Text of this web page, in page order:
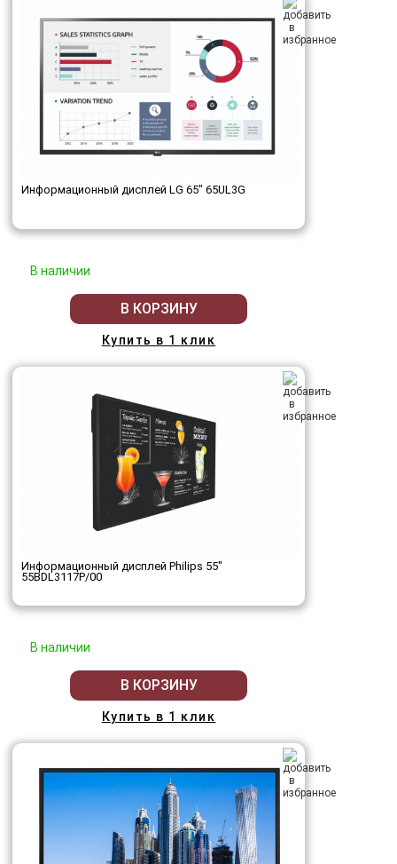
Информационный дисплей LG 65" 65UL3G
В наличии
В КОРЗИНУ
Купить в 1 клик
Информационный дисплей Philips 55"
55BDL3117P/00
В наличии
В КОРЗИНУ
Купить в 1 клик